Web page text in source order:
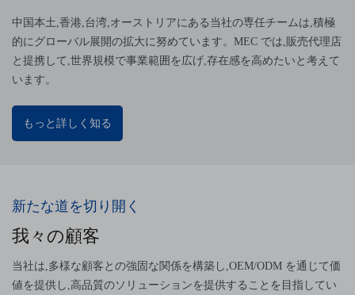
中国本土,香港,台湾,オーストリアにある当社の専任チームは,積極
的にグローバル展開の拡大に努めています。MEC では,販売代理店
と提携して,世界規模で事業範囲を広げ,存在感を高めたいと考えて
います。
もっと詳しく知る
新たな道を切り開く
我々の顧客
当社は,多様な顧客との強固な関係を構築し,OEM/ODM を通じて価
値を提供し,高品質のソリューションを提供することを目指してい